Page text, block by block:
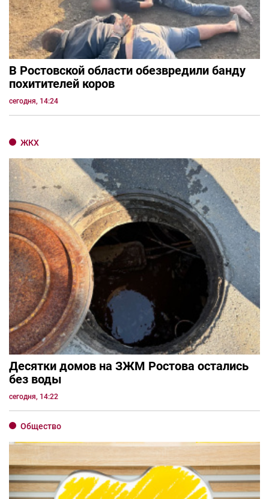
В Ростовской области обезвредили банду
похитителей коров
сегодня, 14:24
ЖКХ
Десятки домов на ЗЖМ Ростова остались
без воды
сегодня, 14:22
Общество